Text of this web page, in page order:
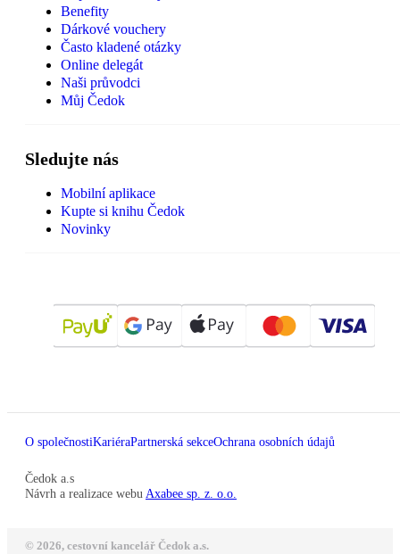
Benefity
Dárkové vouchery
Často kladené otázky
Online delegát
Naši průvodci
Můj Čedok
Sledujte nás
Mobilní aplikace
Kupte si knihu Čedok
Novinky
O společnostiKariéraPartnerská sekceOchrana osobních údajů
Čedok a.s
Návrh a realizace webu Axabee sp. z. o.o.
© 2026, cestovní kancelář Čedok a.s.